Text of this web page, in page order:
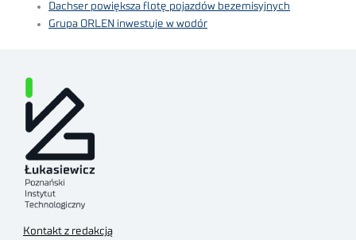
Dachser powiększa flotę pojazdów bezemisyjnych
Grupa ORLEN inwestuje w wodór
Kontakt z redakcją